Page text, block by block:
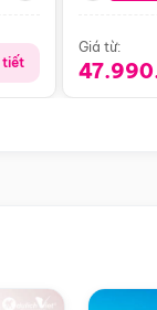
tiết
Giá từ: